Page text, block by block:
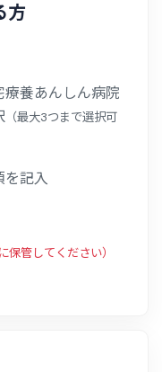
方
養あんしん病院
（最大3つまで選択可
を記入
保管してください）